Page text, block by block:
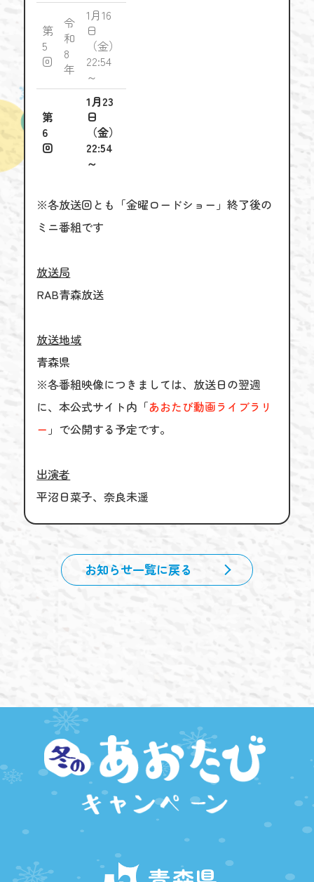
第
5
回
令
和
8
年
1月16
日
（金）
22:54
～
第
6
回
1月23
日
（金）
22:54
～
※各放送回とも「金曜ロードショー」終了後の
ミニ番組です
放送局
RAB青森放送
放送地域
青森県
※各番組映像につきましては、放送日の翌週
に、本公式サイト内「あおたび動画ライブラリ
ー 」で公開する予定です。
出演者
平沼日菜子、奈良未遥
お知らせ一覧に戻る